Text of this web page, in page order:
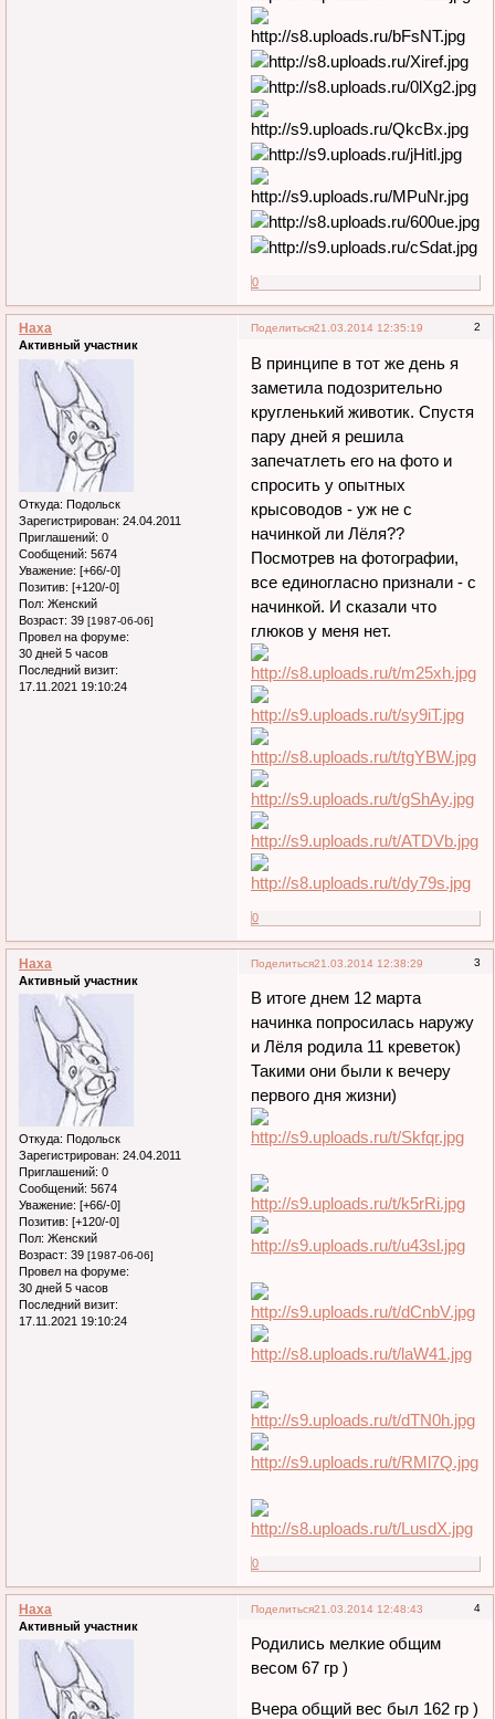
0
Поделиться 2
21.03.2014 12:35:19
Наха
Активный участник
Откуда: Подольск
Зарегистрирован: 24.04.2011
Приглашений: 0
Сообщений: 5674
Уважение: [+66/-0]
Позитив: [+120/-0]
Пол: Женский
Возраст: 39 [1987-06-06]
Провел на форуме:
30 дней 5 часов
Последний визит:
17.11.2021 19:10:24
В принципе в тот же день я
заметила подозрительно
кругленький животик. Спустя
пару дней я решила
запечатлеть его на фото и
спросить у опытных
крысоводов - уж не с
начинкой ли Лёля??
Посмотрев на фотографии,
все единогласно признали - с
начинкой. И сказали что
глюков у меня нет.
0
Поделиться 3
21.03.2014 12:38:29
Наха
Активный участник
Откуда: Подольск
Зарегистрирован: 24.04.2011
Приглашений: 0
Сообщений: 5674
Уважение: [+66/-0]
Позитив: [+120/-0]
Пол: Женский
Возраст: 39 [1987-06-06]
Провел на форуме:
30 дней 5 часов
Последний визит:
17.11.2021 19:10:24
В итоге днем 12 марта
начинка попросилась наружу
и Лёля родила 11 креветок)
Такими они были к вечеру
первого дня жизни)
0
Поделиться 4
21.03.2014 12:48:43
Наха
Активный участник
Родились мелкие общим
весом 67 гр )
Вчера общий вес был 162 гр )